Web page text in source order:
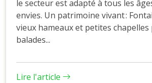
le secteur est adapté à tous les
envies. Un patrimoine vivant :
vieux hameaux et petites
balades...
Lire l'article